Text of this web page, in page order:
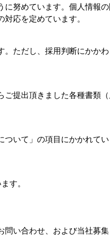
努めています。個人情報
応を定めています。
ただし、採用判断にかか
提出頂きました各種書類
いて」の項目にかかれて
す。
い合わせ、および当社募